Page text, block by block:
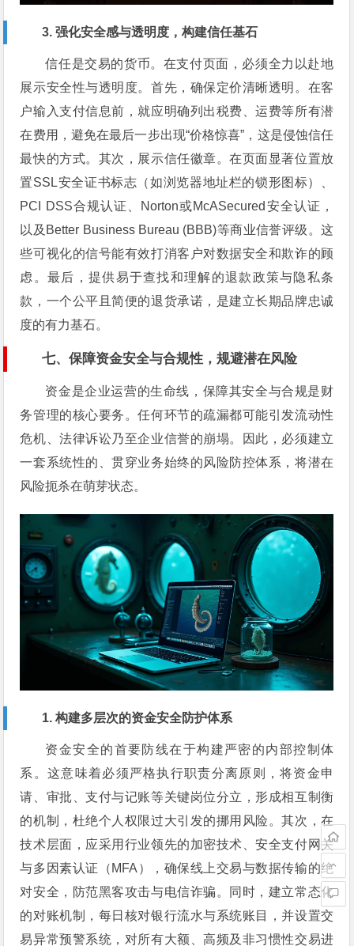
3. 强化安全感与透明度，构建信任基石
信任是交易的货币。在支付页面，必须全力以赴地
展示安全性与透明度。首先，确保定价清晰透明。在客
户输入支付信息前，就应明确列出税费、运费等所有潜
在费用，避免在最后一步出现“价格惊喜”，这是侵蚀信任
最快的方式。其次，展示信任徽章。在页面显著位置放
置SSL安全证书标志（如浏览器地址栏的锁形图标）、
PCI DSS合规认证、Norton或McASecured安全认证，
以及Better Business Bureau (BBB)等商业信誉评级。这
些可视化的信号能有效打消客户对数据安全和欺诈的顾
虑。最后，提供易于查找和理解的退款政策与隐私条
款，一个公平且简便的退货承诺，是建立长期品牌忠诚
度的有力基石。
七、保障资金安全与合规性，规避潜在风险
资金是企业运营的生命线，保障其安全与合规是财
务管理的核心要务。任何环节的疏漏都可能引发流动性
危机、法律诉讼乃至企业信誉的崩塌。因此，必须建立
一套系统性的、贯穿业务始终的风险防控体系，将潜在
风险扼杀在萌芽状态。
1. 构建多层次的资金安全防护体系
资金安全的首要防线在于构建严密的内部控制体
系。这意味着必须严格执行职责分离原则，将资金申
请、审批、支付与记账等关键岗位分立，形成相互制衡
的机制，杜绝个人权限过大引发的挪用风险。其次，在
技术层面，应采用行业领先的加密技术、安全支付网关
与多因素认证（MFA），确保线上交易与数据传输的绝
对安全，防范黑客攻击与电信诈骗。同时，建立常态化
的对账机制，每日核对银行流水与系统账目，并设置交
易异常预警系统，对所有大额、高频及非习惯性交易进